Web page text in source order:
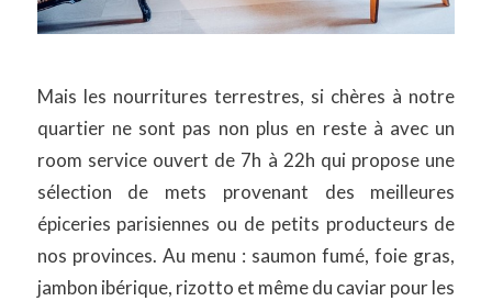
Mais les nourritures terrestres, si chères à notre
quartier ne sont pas non plus en reste à avec un
room service ouvert de 7h à 22h qui propose une
sélection de mets provenant des meilleures
épiceries parisiennes ou de petits producteurs de
nos provinces. Au menu : saumon fumé, foie gras,
jambon ibérique, rizotto et même du caviar pour les